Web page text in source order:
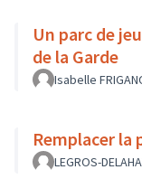
Un parc de
de la Garde
Isabelle
Remplacer la
LEGROS-